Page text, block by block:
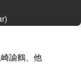
諭鶴、他